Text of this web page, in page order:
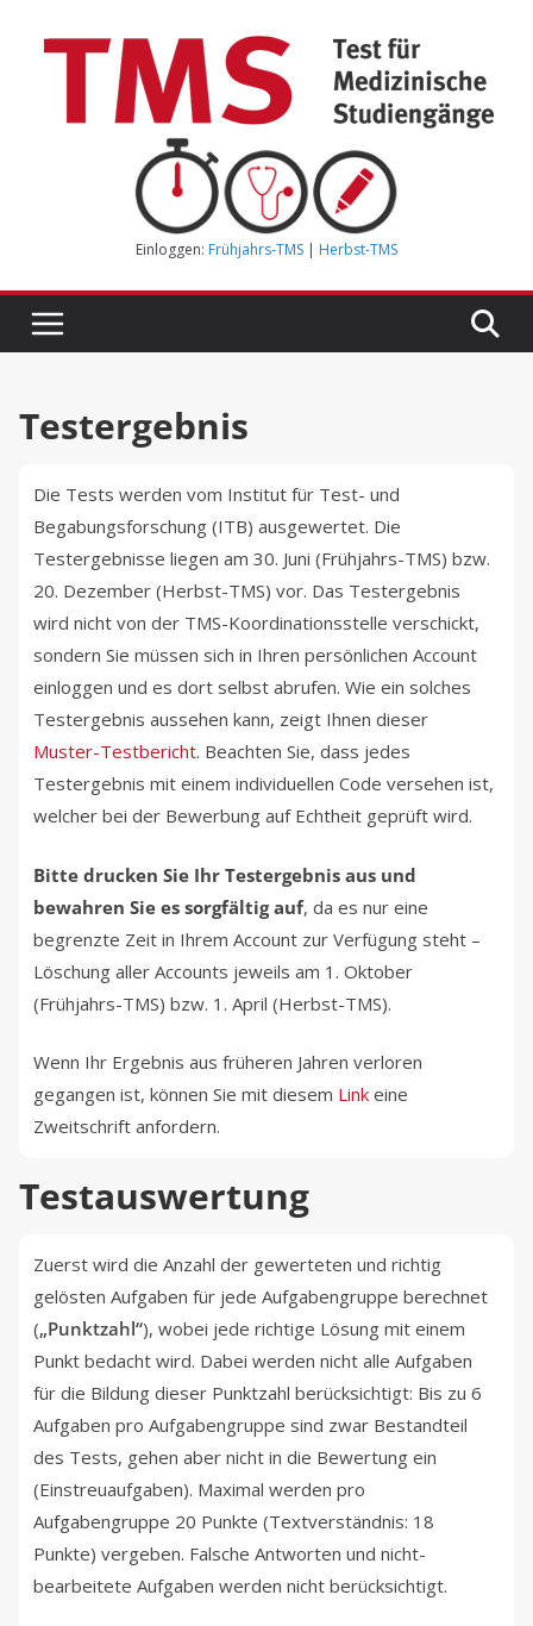
Inhalt
Einloggen: Frühjahrs-TMS | Herbst-TMS
Testergebnis
Die Tests werden vom Institut für Test- und
Begabungsforschung (ITB) ausgewertet. Die
Testergebnisse liegen am 30. Juni (Frühjahrs-TMS) bzw.
20. Dezember (Herbst-TMS) vor. Das Testergebnis
wird nicht von der TMS-Koordinationsstelle verschickt,
sondern Sie müssen sich in Ihren persönlichen Account
einloggen und es dort selbst abrufen. Wie ein solches
Testergebnis aussehen kann, zeigt Ihnen dieser
Muster-Testbericht. Beachten Sie, dass jedes
Testergebnis mit einem individuellen Code versehen ist,
welcher bei der Bewerbung auf Echtheit geprüft wird.
Bitte drucken Sie Ihr Testergebnis aus und
bewahren Sie es sorgfältig auf, da es nur eine
begrenzte Zeit in Ihrem Account zur Verfügung steht –
Löschung aller Accounts jeweils am 1. Oktober
(Frühjahrs-TMS) bzw. 1. April (Herbst-TMS).
Wenn Ihr Ergebnis aus früheren Jahren verloren
gegangen ist, können Sie mit diesem Link eine
Zweitschrift anfordern.
Testauswertung
Zuerst wird die Anzahl der gewerteten und richtig
gelösten Aufgaben für jede Aufgabengruppe berechnet
(„Punktzahl“), wobei jede richtige Lösung mit einem
Punkt bedacht wird. Dabei werden nicht alle Aufgaben
für die Bildung dieser Punktzahl berücksichtigt: Bis zu 6
Aufgaben pro Aufgabengruppe sind zwar Bestandteil
des Tests, gehen aber nicht in die Bewertung ein
(Einstreuaufgaben). Maximal werden pro
Aufgabengruppe 20 Punkte (Textverständnis: 18
Punkte) vergeben. Falsche Antworten und nicht-
bearbeitete Aufgaben werden nicht berücksichtigt.